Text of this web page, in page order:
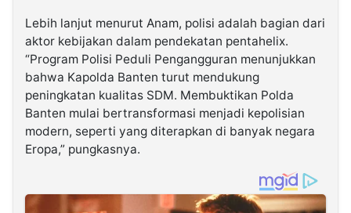
Lebih lanjut menurut Anam, polisi adalah bagian dari
aktor kebijakan dalam pendekatan pentahelix.
“Program Polisi Peduli Pengangguran menunjukkan
bahwa Kapolda Banten turut mendukung
peningkatan kualitas SDM. Membuktikan Polda
Banten mulai bertransformasi menjadi kepolisian
modern, seperti yang diterapkan di banyak negara
Eropa,” pungkasnya.